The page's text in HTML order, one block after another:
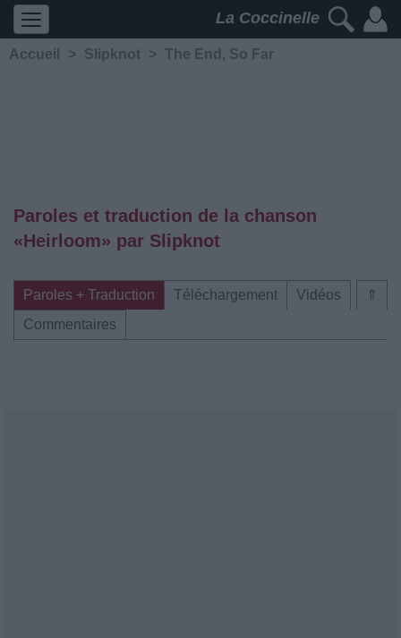
La Coccinelle
Accueil > Slipknot > The End, So Far
Paroles et traduction de la chanson
«Heirloom» par Slipknot
⇑
Paroles + Traduction Téléchargement
Vidéos
Commentaires